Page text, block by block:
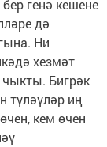
генә кешене
дә
Ни
хезмәт
Бигрәк
түләүләр иң
кем өчен